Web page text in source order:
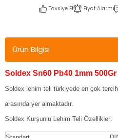
Tavsiye Et Fiyat Alarmı
Ürün Bilgisi
Soldex Sn60 Pb40 1mm
Soldex lehim teli türkiyede en çok
arasında yer almaktadır.
Soldex Kurşunlu Lehim Teli Özellikler: